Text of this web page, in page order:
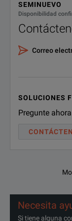
SEMINUEVO
Disponibilidad
Correo
SOLUCIONES
Pregunte
Necesita
Si tiene alguna
Comprehensive